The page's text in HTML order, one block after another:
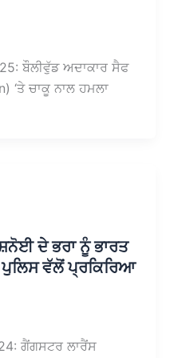
ਬੌਲੀਵੁੱਡ ਅਦਾਕਾਰ ਸੈਫ
‘ਤੇ ਚਾਕੂ ਨਾਲ ਹਮਲਾ
ਦੇ ਭਰਾ ਨੂੰ ਭਾਰਤ
ਵੱਲੋਂ ਪ੍ਰਕਿਰਿਆ
ਗੈਂਗਸਟਰ ਲਾਰੈਂਸ